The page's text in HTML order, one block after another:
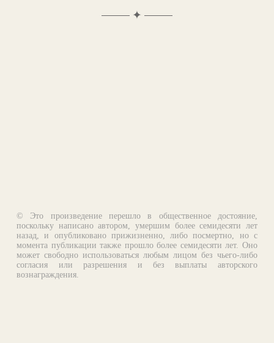
✦
© Это произведение перешло в общественное достояние,
поскольку написано автором, умершим более семидесяти лет
назад, и опубликовано прижизненно, либо посмертно, но с
момента публикации также прошло более семидесяти лет. Оно
может свободно использоваться любым лицом без чьего-либо
согласия или разрешения и без выплаты авторского
вознаграждения.